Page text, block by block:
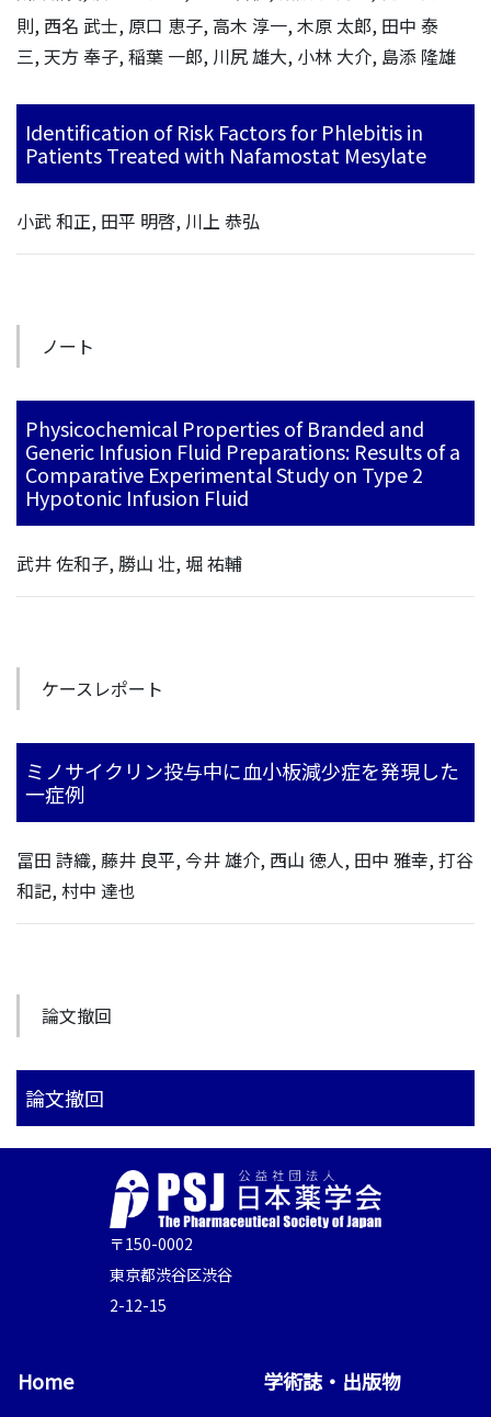
則, 西名 武士, 原口 恵子, 高木 淳一, 木原 太郎, 田中 泰
三, 天方 奉子, 稲葉 一郎, 川尻 雄大, 小林 大介, 島添 隆雄
Identification of Risk Factors for Phlebitis in
Patients Treated with Nafamostat Mesylate
小武 和正, 田平 明啓, 川上 恭弘
ノート
Physicochemical Properties of Branded and
Generic Infusion Fluid Preparations: Results of a
Comparative Experimental Study on Type 2
Hypotonic Infusion Fluid
武井 佐和子, 勝山 壮, 堀 祐輔
ケースレポート
ミノサイクリン投与中に血小板減少症を発現した
一症例
冨田 詩織, 藤井 良平, 今井 雄介, 西山 徳人, 田中 雅幸, 打谷
和記, 村中 達也
論文撤回
論文撤回
〒150-0002
東京都渋谷区渋谷
2-12-15
Home 学術誌・出版物